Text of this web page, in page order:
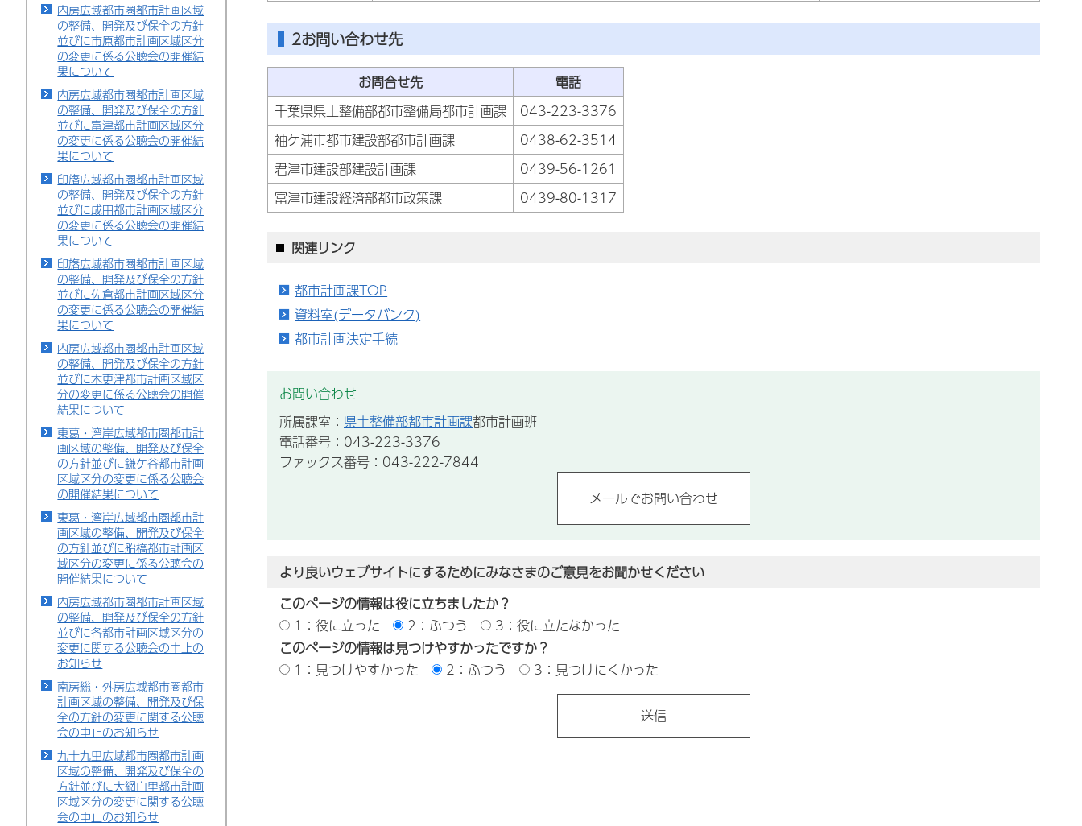
内房広域都市圏都市計画区域
の整備、開発及び保全の方針
並びに市原都市計画区域区分
の変更に係る公聴会の開催結
果について
内房広域都市圏都市計画区域
の整備、開発及び保全の方針
並びに富津都市計画区域区分
の変更に係る公聴会の開催結
果について
印旛広域都市圏都市計画区域
の整備、開発及び保全の方針
並びに成田都市計画区域区分
の変更に係る公聴会の開催結
果について
印旛広域都市圏都市計画区域
の整備、開発及び保全の方針
並びに佐倉都市計画区域区分
の変更に係る公聴会の開催結
果について
内房広域都市圏都市計画区域
の整備、開発及び保全の方針
並びに木更津都市計画区域区
分の変更に係る公聴会の開催
結果について
東葛・湾岸広域都市圏都市計
画区域の整備、開発及び保全
の方針並びに鎌ケ谷都市計画
区域区分の変更に係る公聴会
の開催結果について
東葛・湾岸広域都市圏都市計
画区域の整備、開発及び保全
の方針並びに船橋都市計画区
域区分の変更に係る公聴会の
開催結果について
内房広域都市圏都市計画区域
の整備、開発及び保全の方針
並びに各都市計画区域区分の
変更に関する公聴会の中止の
お知らせ
南房総・外房広域都市圏都市
計画区域の整備、開発及び保
全の方針の変更に関する公聴
会の中止のお知らせ
九十九里広域都市圏都市計画
区域の整備、開発及び保全の
方針並びに大網白里都市計画
区域区分の変更に関する公聴
会の中止のお知らせ
2お問い合わせ先
お問合せ先
電話
千葉県県土整備部都市整備局都市計画課
043-223-3376
袖ケ浦市都市建設部都市計画課
0438-62-3514
君津市建設部建設計画課
0439-56-1261
富津市建設経済部都市政策課
0439-80-1317
関連リンク
都市計画課TOP
資料室(データバンク)
都市計画決定手続
お問い合わせ
所属課室： 県土整備部都市計画課都市計画班
電話番号：043-223-3376
ファックス番号：043-222-7844
より良いウェブサイトにするためにみなさまのご意見をお聞かせください
このページの情報は役に立ちましたか？
1：役に立った
2：ふつう
3：役に立たなかった
このページの情報は見つけやすかったですか？
1：見つけやすかった
2：ふつう 3：見つけにくかった